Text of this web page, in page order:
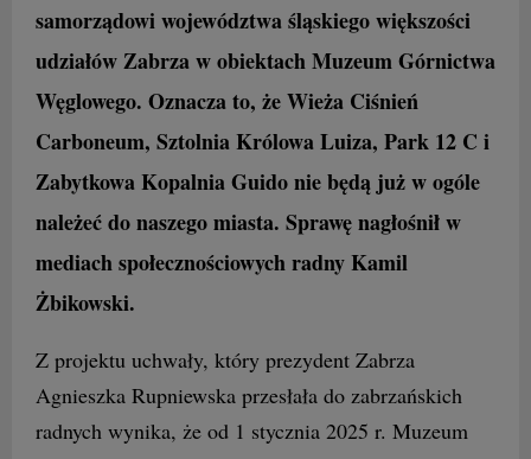
samorządowi województwa śląskiego większości
udziałów Zabrza w obiektach Muzeum Górnictwa
Węglowego. Oznacza to, że Wieża Ciśnień
Carboneum, Sztolnia Królowa Luiza, Park 12 C i
Zabytkowa Kopalnia Guido nie będą już w ogóle
należeć do naszego miasta. Sprawę nagłośnił w
mediach społecznościowych radny Kamil
Żbikowski.
Z projektu uchwały, który prezydent Zabrza
Agnieszka Rupniewska przesłała do zabrzańskich
radnych wynika, że od 1 stycznia 2025 r. Muzeum